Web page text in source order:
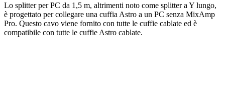
Lo splitter per PC da 1,5 m, altrimenti noto come splitter a Y lungo,
è progettato per collegare una cuffia Astro a un PC senza MixAmp
Pro. Questo cavo viene fornito con tutte le cuffie cablate ed è
compatibile con tutte le cuffie Astro cablate.